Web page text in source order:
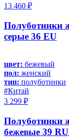
13 460 ₽
Полуботинки
серые 36 EU
цвет: бежевый
пол: женский
тип: полуботинки
#Китай
3 299 ₽
Полуботинки
бежевые 39